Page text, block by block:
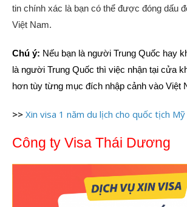
tin chính xác là bạn có thể được đóng dấu
Việt Nam.
Chú ý: Nếu bạn là người Trung Quốc hay
là người Trung Quốc thì việc nhận tại cửa
hơn tùy từng mục đích nhập cảnh vào Việt
>> Xin visa 1 năm du lịch cho quốc tịch Mỹ
Công ty Visa Thái Dương